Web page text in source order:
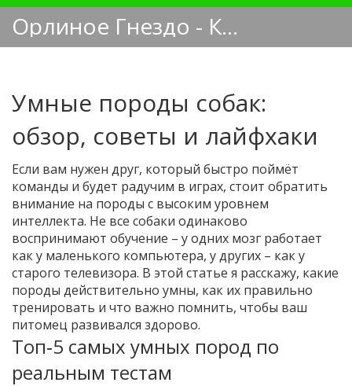
Орлиное Гнездо - Кинологический блог
Умные породы собак:
обзор, советы и лайфхаки
Если вам нужен друг, который быстро поймёт
команды и будет радучим в играх, стоит обратить
внимание на породы с высоким уровнем
интеллекта. Не все собаки одинаково
воспринимают обучение – у одних мозг работает
как у маленького компьютера, у других – как у
старого телевизора. В этой статье я расскажу, какие
породы действительно умны, как их правильно
тренировать и что важно помнить, чтобы ваш
питомец развивался здорово.
Топ‑5 самых умных пород по
реальным тестам